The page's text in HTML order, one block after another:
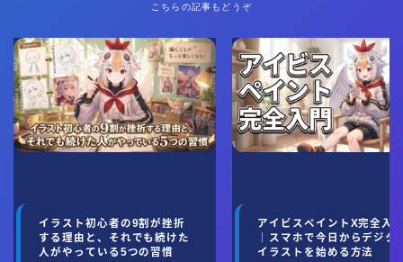
こちらの記事もどうぞ
イラスト初心者の9割が挫折
する理由と、それでも続けた
人がやっている5つの習慣
アイビスペイントX完全入
｜スマホで今日からデジタ
イラストを始める方法